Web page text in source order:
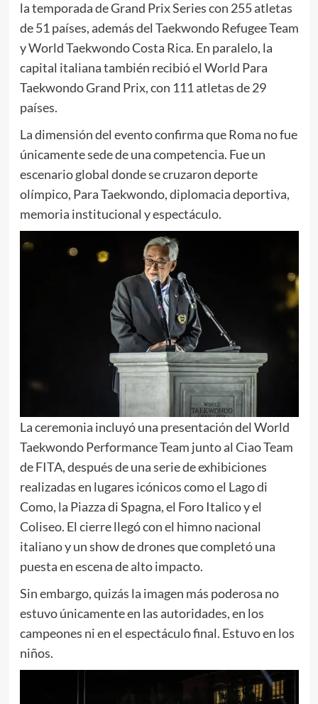
la temporada de Grand Prix Series con 255 atletas
de 51 países, además del Taekwondo Refugee Team
y World Taekwondo Costa Rica. En paralelo, la
capital italiana también recibió el World Para
Taekwondo Grand Prix, con 111 atletas de 29
países.
La dimensión del evento confirma que Roma no fue
únicamente sede de una competencia. Fue un
escenario global donde se cruzaron deporte
olímpico, Para Taekwondo, diplomacia deportiva,
memoria institucional y espectáculo.
La ceremonia incluyó una presentación del World
Taekwondo Performance Team junto al Ciao Team
de FITA, después de una serie de exhibiciones
realizadas en lugares icónicos como el Lago di
Como, la Piazza di Spagna, el Foro Italico y el
Coliseo. El cierre llegó con el himno nacional
italiano y un show de drones que completó una
puesta en escena de alto impacto.
Sin embargo, quizás la imagen más poderosa no
estuvo únicamente en las autoridades, en los
campeones ni en el espectáculo final. Estuvo en los
niños.